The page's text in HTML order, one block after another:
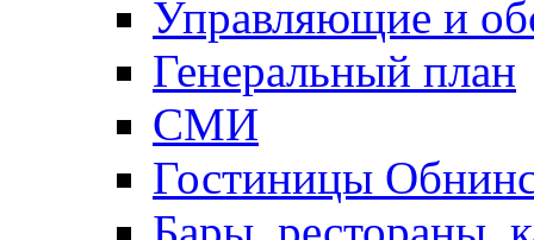
Управляющие и
Генеральный план
СМИ
Гостиницы